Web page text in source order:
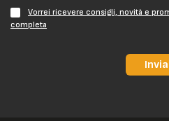
Vorrei ricevere consigli, novità e
completa
Invia